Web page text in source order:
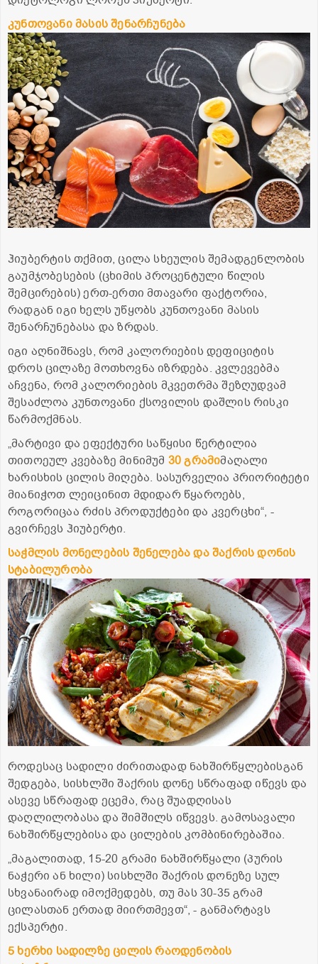
კუნთოვანიმასისშენარჩუნება
ჰიუბერტის თქმით, ცილა სხეულის შემადგენლობის
გაუმჯობესების (ცხიმის პროცენტული წილის
შემცირების) ერთ-ერთი მთავარი ფაქტორია,
რადგან იგი ხელს უწყობს კუნთოვანი მასის
შენარჩუნებასა და ზრდას.
იგი აღნიშნავს, რომ კალორიების დეფიციტის
დროს ცილაზე მოთხოვნა იზრდება. კვლევებმა
აჩვენა, რომ კალორიების მკვეთრმა შეზღუდვამ
შესაძლოა კუნთოვანი ქსოვილის დაშლის რისკი
წარმოქმნას.
„მარტივი და ეფექტური საწყისი წერტილია
თითოეულ კვებაზე მინიმუმ 30გრამიმაღალი
ხარისხის ცილის მიღება. სასურველია პრიორიტეტი
მიანიჭოთ ლეიცინით მდიდარ წყაროებს,
როგორიცაა რძის პროდუქტები და კვერცხი“, -
გვირჩევს ჰიუბერტი.
საჭმლის მონელების შენელებადაშაქრისდონის
სტაბილურობა
როდესაც სადილი ძირითადად ნახშირწყლებისგან
შედგება, სისხლში შაქრის დონე სწრაფად იწევს და
ასევე სწრაფად ეცემა, რაც შუადღისას
დაღლილობასა და შიმშილს იწვევს. გამოსავალი
ნახშირწყლებისა და ცილების კომბინირებაშია.
„მაგალითად, 15-20 გრამი ნახშირწყალი (პურის
ნაჭერი ან ხილი) სისხლში შაქრის დონეზე სულ
სხვანაირად იმოქმედებს, თუ მას 30-35 გრამ
ცილასთან ერთად მიირთმევთ“, - განმარტავს
ექსპერტი.
5 ხერხი სადილზეცილისრაოდენობის